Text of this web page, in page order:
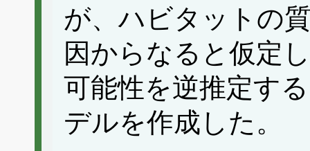
が、ハビタットの
因からなると仮定
可能性を逆推定す
デルを作成した。